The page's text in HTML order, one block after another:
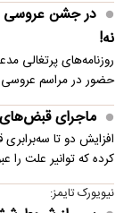
در جشن عروسی
نه!
روزنامه‌های پرتغالی
حضور در مراسم
ماجرای
افزایش دو تا
کرده که توانیر علت را
نیویورک تایمز: